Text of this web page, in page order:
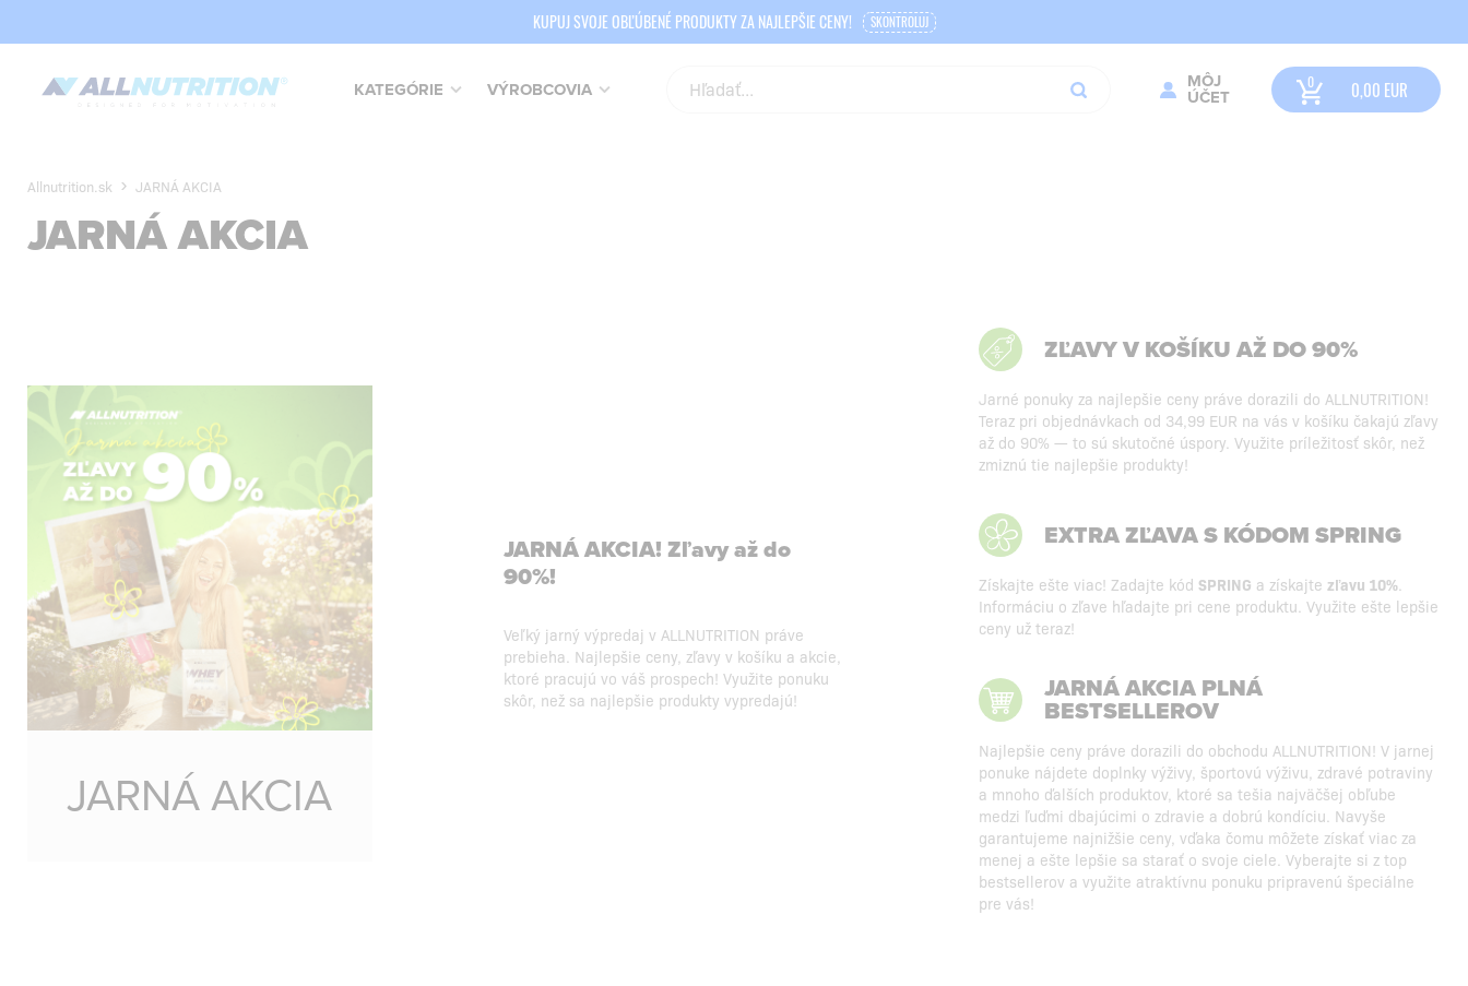
KUPUJ SVOJE OBĽÚBENÉ PRODUKTY ZA NAJLEPŠIE CENY! SKONTROLUJ
KATEGÓRIE VÝROBCOVIA
MÔJ
ÚČET
0,00 EUR
Allnutrition.sk JARNÁ AKCIA
JARNÁ AKCIA
JARNÁ AKCIA
JARNÁ AKCIA! Zľavy až do
90%!
Veľký jarný výpredaj v ALLNUTRITION práve
prebieha. Najlepšie ceny, zľavy v košíku a akcie,
ktoré pracujú vo váš prospech! Využite ponuku
skôr, než sa najlepšie produkty vypredajú!
ZĽAVY V KOŠÍKU AŽ DO 90%
Jarné ponuky za najlepšie ceny práve dorazili do ALLNUTRITION!
Teraz pri objednávkach od 34,99 EUR na vás v košíku čakajú zľavy
až do 90% — to sú skutočné úspory. Využite príležitosť skôr, než
zmiznú tie najlepšie produkty!
EXTRA ZĽAVA S KÓDOM SPRING
Získajte ešte viac! Zadajte kód SPRING a získajtezľavu 10%.
Informáciu o zľave hľadajte pri cene produktu. Využite ešte lepšie
ceny už teraz!
JARNÁ AKCIA PLNÁ
BESTSELLEROV
Najlepšie ceny práve dorazili do obchodu ALLNUTRITION! V jarnej
ponuke nájdete doplnky výživy, športovú výživu, zdravé potraviny
a mnoho ďalších produktov, ktoré sa tešia najväčšej obľube
medzi ľuďmi dbajúcimi o zdravie a dobrú kondíciu. Navyše
garantujeme najnižšie ceny, vďaka čomu môžete získať viac za
menej a ešte lepšie sa starať o svoje ciele. Vyberajte si z top
bestsellerov a využite atraktívnu ponuku pripravenú špeciálne
pre vás!